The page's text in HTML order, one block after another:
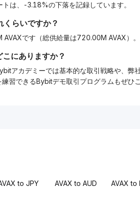
は、-3.18%の下落を記録しています。
くらいですか？
です（総供給量は720.00M AVAX）。
にありますか？
アカデミーでは基本的な取引戦略や、弊
習できるBybitデモ取引プログラムもぜひ
to JPY AVAX to AUD AVAX to